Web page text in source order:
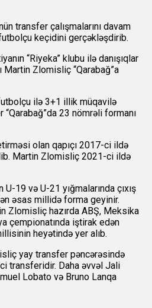
transfer çalışmalarını davam
keçidini gerçəkləşdirib.
“Riyeka” klubu ilə danışıqlar
Martin Zlomisliç “Qarabağ”a
ilə 3+1 illik müqavilə
“Qarabağ”da 23 nömrəli formanı
olan qapıçı 2017-ci ildə
Martin Zlomisliç 2021-ci ildə
19 və U-21 yığmalarında çıxış
əsas millidə forma geyinir.
Zlomisliç hazırda ABŞ, Meksika
çempionatında iştirak edən
heyətində yer alıb.
yay transfer pəncərəsində
transferidir. Daha əvvəl Jali
Lobato və Bruno Lanqa